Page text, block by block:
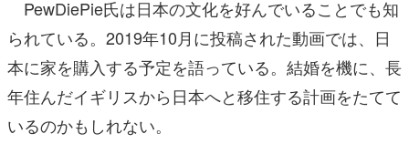
PewDiePie氏は日本の文化を好んでいることでも知
られている。2019年10月に投稿された動画では、日
本に家を購入する予定を語っている。結婚を機に、長
年住んだイギリスから日本へと移住する計画をたてて
いるのかもしれない。